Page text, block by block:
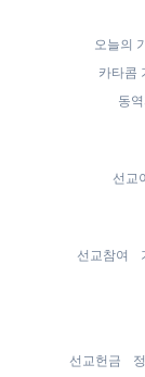
오늘의
카타콤
동
선교
선교참여
선교헌금